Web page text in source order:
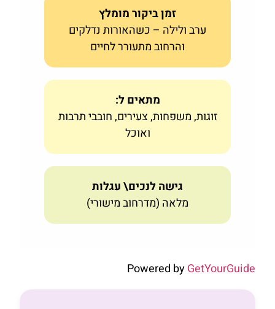
זמן ביקור מומלץ
ערב ולילה – כשהאורות נדלקים
והרחוב מתעורר לחיים
מתאים ל:
זוגות, משפחות, צעירים, חובבי תרבות
ואוכל
גישה לנכים\ עגלות
מלאה (מדרחוב מישורי)
Powered byGetYourGuide